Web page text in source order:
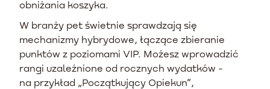
obniżania koszyka.
W branży pet świetnie sprawdzają się
mechanizmy hybrydowe, łączące zbieranie
punktów z poziomami VIP. Możesz wprowadzić
rangi uzależnione od rocznych wydatków -
na przykład „Początkujący Opiekun”,